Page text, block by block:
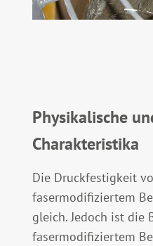
Physikalische
Charakteristika
Die Druckfestigkeit
fasermodifiziertem
gleich. Jedoch ist die
fasermodifiziertem